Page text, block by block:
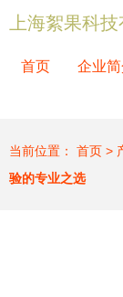
上海絮果科
首页 企业
当前位置： 首页 >
验的专业之选